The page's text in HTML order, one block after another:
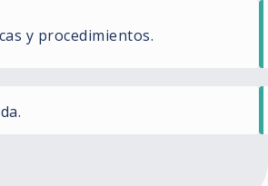
y procedimientos.